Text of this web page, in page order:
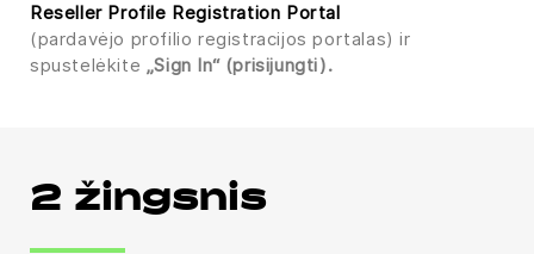
Reseller Profile Registration Portal
(pardavėjo profilio registracijos portalas) ir
spustelėkite „Sign In“ (prisijungti).
2 žingsnis